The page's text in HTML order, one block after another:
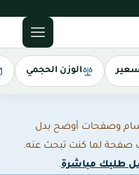
الوزن الحجمي
وصفحات أوضح بدل
صفحة لما كنت تبحث عنه.
طلبك مباشرة.